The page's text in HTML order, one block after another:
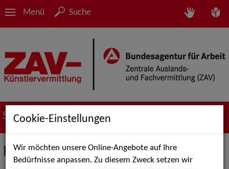
Menü Suche
Suche nach Künstler*innen
Matthias F.
Cookie-Einstellungen
Wir möchten unsere Online-Angebote auf Ihre
Bedürfnisse anpassen. Zu diesem Zweck setzen wir